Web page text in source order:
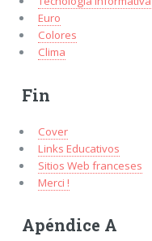
Euro
Colores
Clima
Fin
Cover
Links Educativos
Sitios Web franceses
Merci !
Apéndice A